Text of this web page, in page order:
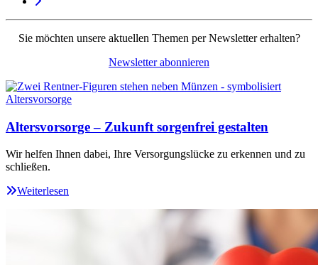
Sie möchten unsere aktuellen Themen per Newsletter erhalten?
Newsletter abonnieren
Altersvorsorge – Zukunft sorgenfrei gestalten
Wir helfen Ihnen dabei, Ihre Versorgungslücke zu erkennen und zu
schließen.
Weiterlesen